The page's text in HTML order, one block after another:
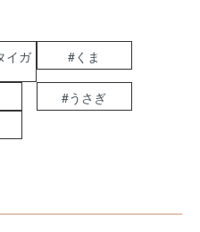
イガ #くま
#うさぎ